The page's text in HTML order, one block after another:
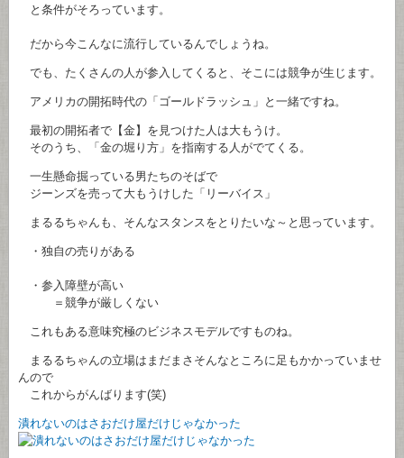
と条件がそろっています。
だから今こんなに流行しているんでしょうね。
でも、たくさんの人が参入してくると、そこには競争が生じます。
アメリカの開拓時代の「ゴールドラッシュ」と一緒ですね。
最初の開拓者で【金】を見つけた人は大もうけ。
そのうち、「金の堀り方」を指南する人がでてくる。
一生懸命掘っている男たちのそばで
ジーンズを売って大もうけした「リーバイス」
まるるちゃんも、そんなスタンスをとりたいな～と思っています。
・独自の売りがある
・参入障壁が高い
＝競争が厳しくない
これもある意味究極のビジネスモデルですものね。
まるるちゃんの立場はまだまさそんなところに足もかかっていませ
んので
これからがんばります(笑)
潰れないのはさおだけ屋だけじゃなかった